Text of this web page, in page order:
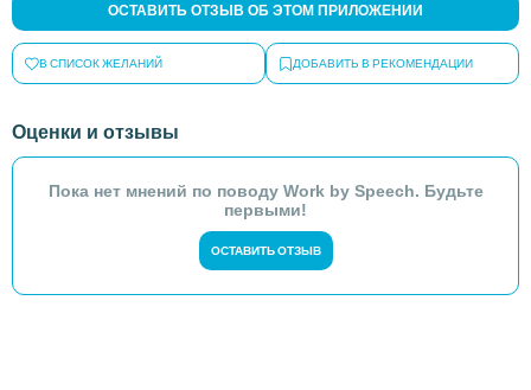
ОСТАВИТЬ ОТЗЫВ ОБ ЭТОМ ПРИЛОЖЕНИИ
В СПИСОК ЖЕЛАНИЙ ДОБАВИТЬ В РЕКОМЕНДАЦИИ
Оценки и отзывы
Пока нет мнений по поводу Work by Speech. Будьте
первыми!
ОСТАВИТЬ ОТЗЫВ